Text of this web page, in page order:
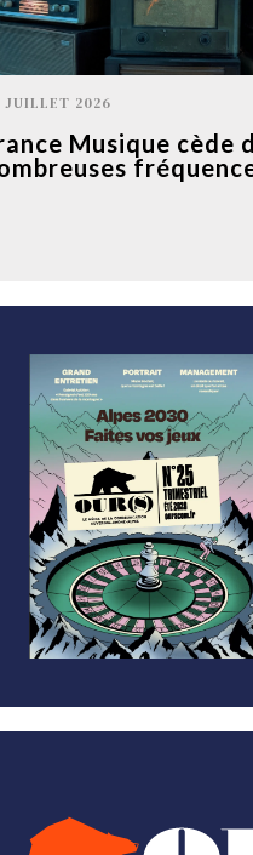
JUILLET 2026
Musique cède